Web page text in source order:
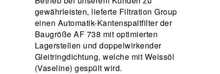
gewährleisten, lieferte Filtration Group
einen Automatik-Kantenspaltfilter der
Baugröße AF 738 mit optimierten
Lagerstellen und doppelwirkender
Gleitringdichtung, welche mit Weissöl
(Vaseline) gespült wird.